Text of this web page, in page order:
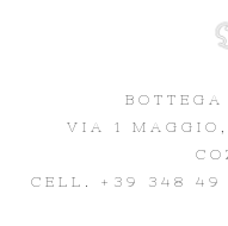
VIA 1
CELL. +39 348 49